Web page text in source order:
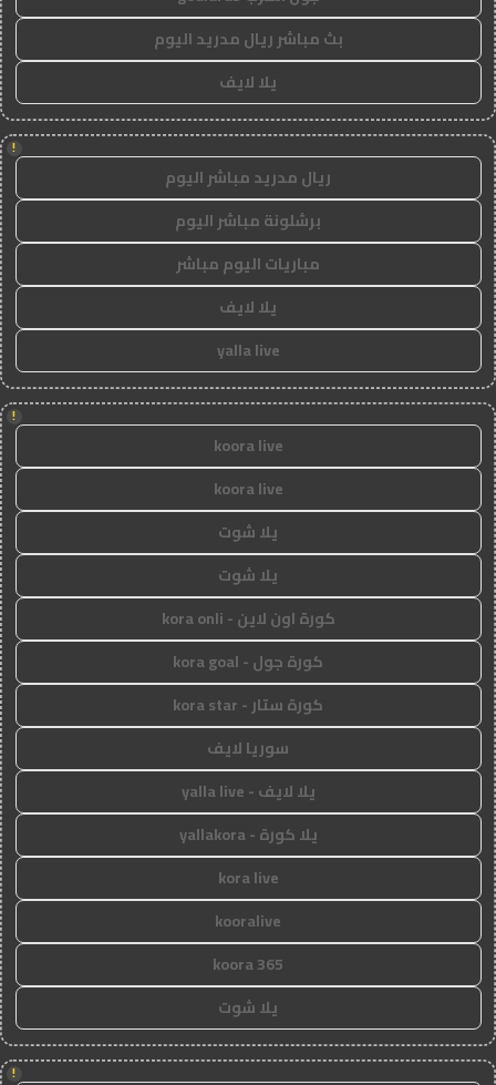
بث مباشر ريال مدريد اليوم
يلا لايف
!
ريال مدريد مباشر اليوم
برشلونة مباشر اليوم
مباريات اليوم مباشر
يلا لايف
yalla live
!
koora live
koora live
يلا شوت
يلا شوت
كورة اون لاين - kora onli
كورة جول - kora goal
كورة ستار - kora star
سوريا لايف
يلا لايف - yalla live
يلا كورة - yallakora
kora live
kooralive
koora 365
يلا شوت
!